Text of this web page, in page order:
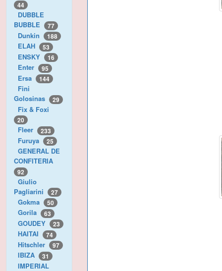
44
DUBBLE
BUBBLE
77
Dunkin 188
ELAH 53
ENSKY 16
Enter 95
Ersa 144
Fini
Golosinas
29
Fix & Foxi
20
Fleer 233
Furuya 25
GENERAL DE
CONFITERIA
92
Giulio
Pagliarini
27
Gokma 50
Gorila 63
GOUDEY 23
HAITAI 74
Hitschler 97
IBIZA 31
IMPERIAL